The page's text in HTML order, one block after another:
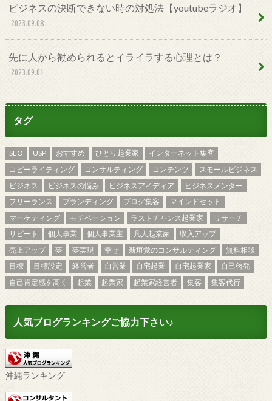
ビジネスの決断できない時の対処法【youtubeラジオ】
2023.09.08
先に人から勧められるとイライラする心理とは？
2023.09.01
タグ
SEO USP おすすめ ひとり起業家
インターネット集客
コピーライティング
コンサルティング コンテンツ
スモールビジネス
ビジネス
ビジネスの悩み ビジネスアイディア
ビジネスメンター
フリーランス
ブランディング ブログ集客
マインドセット
マーケティング
モチベーション ラストチャンス起業家
リサーチ
リピート
個人事業 個人事業主 凡人起業家
収入アップ
売上アップ
夢 夢実現 幸せ 新垣覚のコンサルティング
無料相談
目標
目標設定 経営者 自営業 自宅起業 自宅起業家
自己啓発
自己肯定感を高く
起業 起業家 起業家経営者 集客 集客代行
人気ブログランキングご協力下さい♪
沖縄ランキング